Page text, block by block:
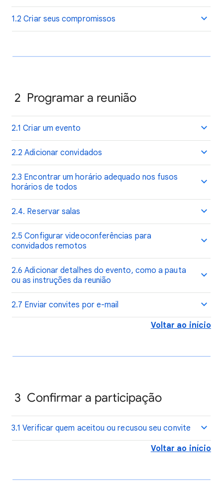
1.2 Criar seus compromissos
2 Programar a reunião
2.1 Criar um evento
2.2 Adicionar convidados
2.3 Encontrar um horário adequado nos fusos
horários de todos
2.4. Reservar salas
2.5 Configurar videoconferências para
convidados remotos
2.6 Adicionar detalhes do evento, como a pauta
ou as instruções da reunião
2.7 Enviar convites por e-mail
Voltar ao início
3 Confirmar a participação
3.1 Verificar quem aceitou ou recusou seu convite
Voltar ao início